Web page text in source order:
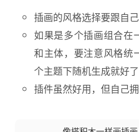
插画的风格选择要跟自
如果是多个插画组合在
和主体，要注意风格统
个主题下随机生成就好了
插件虽然好用，但自己